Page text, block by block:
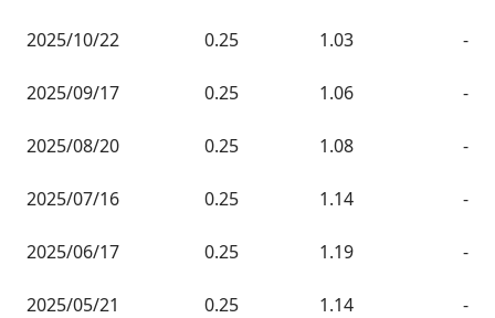
2025/10/22 0.25 1.03 -
2025/09/17 0.25 1.06 -
2025/08/20 0.25 1.08 -
2025/07/16 0.25 1.14 -
2025/06/17 0.25 1.19 -
2025/05/21 0.25 1.14 -